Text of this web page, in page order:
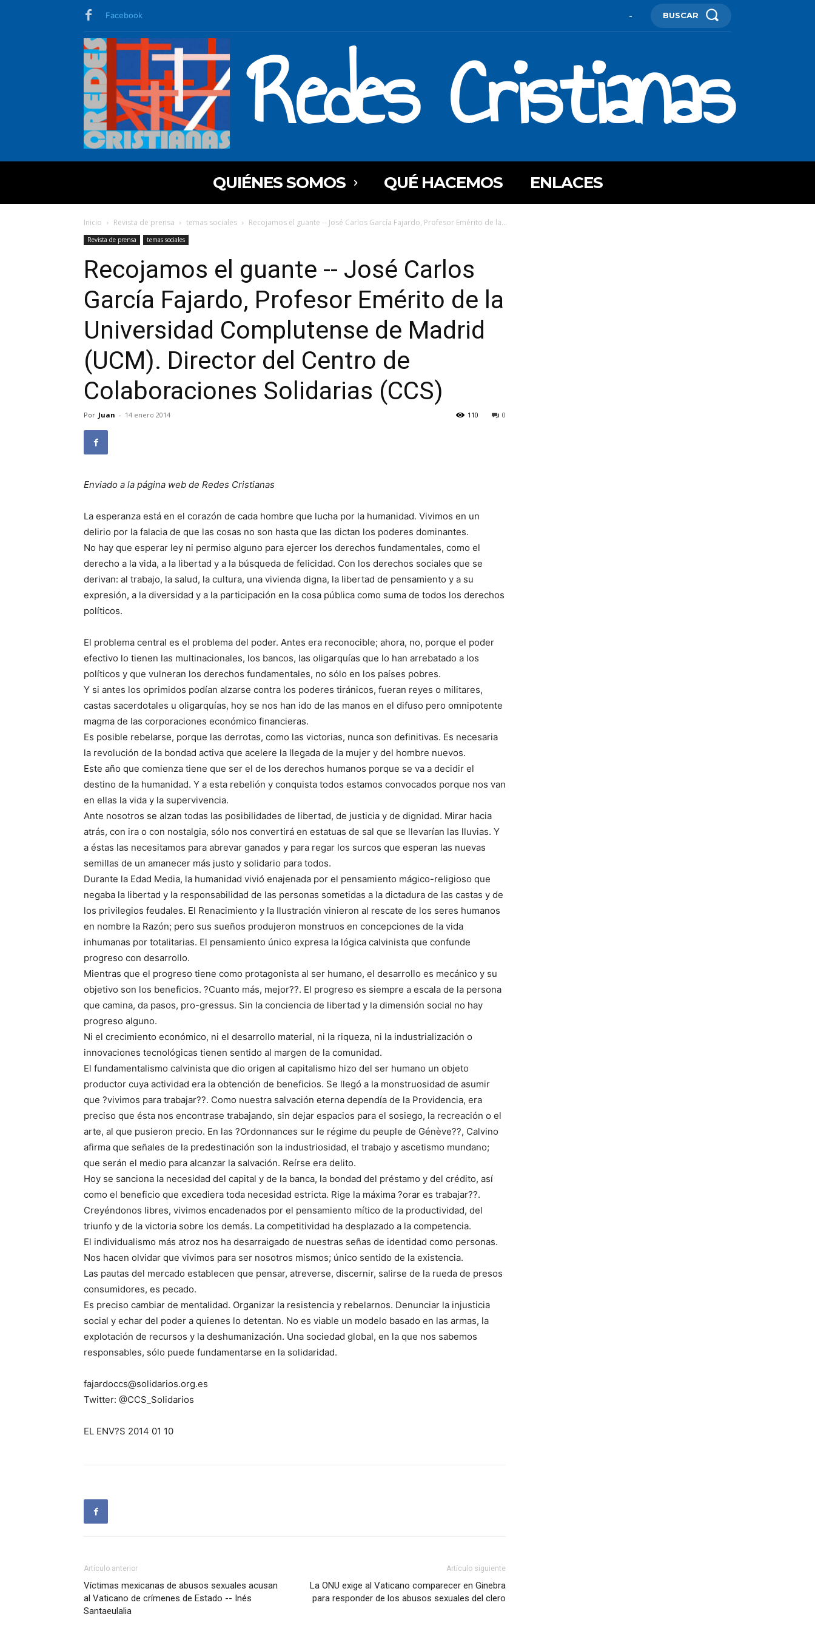
Facebook - BUSCAR
Redes Cristianas
QUIÉNES SOMOS QUÉ HACEMOS ENLACES
Inicio Revista de prensa temas sociales Recojamos el guante -- José Carlos García Fajardo, Profesor Emérito de la...
Revista de prensa temas sociales
Recojamos el guante -- José Carlos
García Fajardo, Profesor Emérito de la
Universidad Complutense de Madrid
(UCM). Director del Centro de
Colaboraciones Solidarias (CCS)
Por Juan - 14 enero 2014 0
110
Enviado a la página web de Redes Cristianas
La esperanza está en el corazón de cada hombre que lucha por la humanidad. Vivimos en un
delirio por la falacia de que las cosas no son hasta que las dictan los poderes dominantes.
No hay que esperar ley ni permiso alguno para ejercer los derechos fundamentales, como el
derecho a la vida, a la libertad y a la búsqueda de felicidad. Con los derechos sociales que se
derivan: al trabajo, la salud, la cultura, una vivienda digna, la libertad de pensamiento y a su
expresión, a la diversidad y a la participación en la cosa pública como suma de todos los derechos
políticos.
El problema central es el problema del poder. Antes era reconocible; ahora, no, porque el poder
efectivo lo tienen las multinacionales, los bancos, las oligarquías que lo han arrebatado a los
políticos y que vulneran los derechos fundamentales, no sólo en los países pobres.
Y si antes los oprimidos podían alzarse contra los poderes tiránicos, fueran reyes o militares,
castas sacerdotales u oligarquías, hoy se nos han ido de las manos en el difuso pero omnipotente
magma de las corporaciones económico financieras.
Es posible rebelarse, porque las derrotas, como las victorias, nunca son definitivas. Es necesaria
la revolución de la bondad activa que acelere la llegada de la mujer y del hombre nuevos.
Este año que comienza tiene que ser el de los derechos humanos porque se va a decidir el
destino de la humanidad. Y a esta rebelión y conquista todos estamos convocados porque nos van
en ellas la vida y la supervivencia.
Ante nosotros se alzan todas las posibilidades de libertad, de justicia y de dignidad. Mirar hacia
atrás, con ira o con nostalgia, sólo nos convertirá en estatuas de sal que se llevarían las lluvias. Y
a éstas las necesitamos para abrevar ganados y para regar los surcos que esperan las nuevas
semillas de un amanecer más justo y solidario para todos.
Durante la Edad Media, la humanidad vivió enajenada por el pensamiento mágico-religioso que
negaba la libertad y la responsabilidad de las personas sometidas a la dictadura de las castas y de
los privilegios feudales. El Renacimiento y la Ilustración vinieron al rescate de los seres humanos
en nombre la Razón; pero sus sueños produjeron monstruos en concepciones de la vida
inhumanas por totalitarias. El pensamiento único expresa la lógica calvinista que confunde
progreso con desarrollo.
Mientras que el progreso tiene como protagonista al ser humano, el desarrollo es mecánico y su
objetivo son los beneficios. ?Cuanto más, mejor??. El progreso es siempre a escala de la persona
que camina, da pasos, pro-gressus. Sin la conciencia de libertad y la dimensión social no hay
progreso alguno.
Ni el crecimiento económico, ni el desarrollo material, ni la riqueza, ni la industrialización o
innovaciones tecnológicas tienen sentido al margen de la comunidad.
El fundamentalismo calvinista que dio origen al capitalismo hizo del ser humano un objeto
productor cuya actividad era la obtención de beneficios. Se llegó a la monstruosidad de asumir
que ?vivimos para trabajar??. Como nuestra salvación eterna dependía de la Providencia, era
preciso que ésta nos encontrase trabajando, sin dejar espacios para el sosiego, la recreación o el
arte, al que pusieron precio. En las ?Ordonnances sur le régime du peuple de Génève??, Calvino
afirma que señales de la predestinación son la industriosidad, el trabajo y ascetismo mundano;
que serán el medio para alcanzar la salvación. Reírse era delito.
Hoy se sanciona la necesidad del capital y de la banca, la bondad del préstamo y del crédito, así
como el beneficio que excediera toda necesidad estricta. Rige la máxima ?orar es trabajar??.
Creyéndonos libres, vivimos encadenados por el pensamiento mítico de la productividad, del
triunfo y de la victoria sobre los demás. La competitividad ha desplazado a la competencia.
El individualismo más atroz nos ha desarraigado de nuestras señas de identidad como personas.
Nos hacen olvidar que vivimos para ser nosotros mismos; único sentido de la existencia.
Las pautas del mercado establecen que pensar, atreverse, discernir, salirse de la rueda de presos
consumidores, es pecado.
Es preciso cambiar de mentalidad. Organizar la resistencia y rebelarnos. Denunciar la injusticia
social y echar del poder a quienes lo detentan. No es viable un modelo basado en las armas, la
explotación de recursos y la deshumanización. Una sociedad global, en la que nos sabemos
responsables, sólo puede fundamentarse en la solidaridad.
fajardoccs@solidarios.org.es
Twitter: @CCS_Solidarios
EL ENV?S 2014 01 10
Artículo anterior
Víctimas mexicanas de abusos sexuales acusan
al Vaticano de crímenes de Estado -- Inés
Santaeulalia
Artículo siguiente
La ONU exige al Vaticano comparecer en Ginebra
para responder de los abusos sexuales del clero